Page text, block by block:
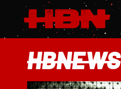
HBNEWS